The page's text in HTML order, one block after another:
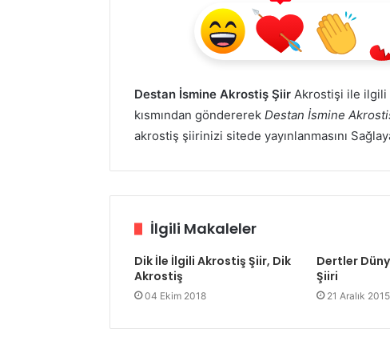
Destan İsmine Akrostiş Şiir Akrostişi ile ilgili
kısmından göndererek Destan İsmine
akrostiş şiirinizi sitede yayınlanmasını
İlgili Makaleler
Dik İle İlgili Akrostiş Şiir, Dik
Akrostiş
04 Ekim 2018
Dertler
Şiiri
21 Aralık 2015